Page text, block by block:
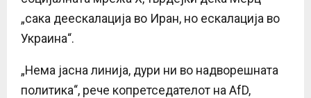
„сака деескалација во Иран, но ескалација во
Украина“.
„Нема јасна линија, дури ни во надворешната
политика“, рече копретседателот на AfD,